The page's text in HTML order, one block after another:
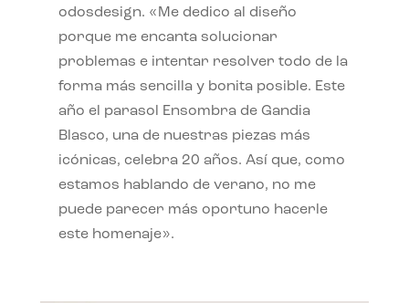
odosdesign. «Me dedico al diseño
porque me encanta solucionar
problemas e intentar resolver todo de la
forma más sencilla y bonita posible. Este
año el parasol Ensombra de Gandia
Blasco, una de nuestras piezas más
icónicas, celebra 20 años. Así que, como
estamos hablando de verano, no me
puede parecer más oportuno hacerle
este homenaje».